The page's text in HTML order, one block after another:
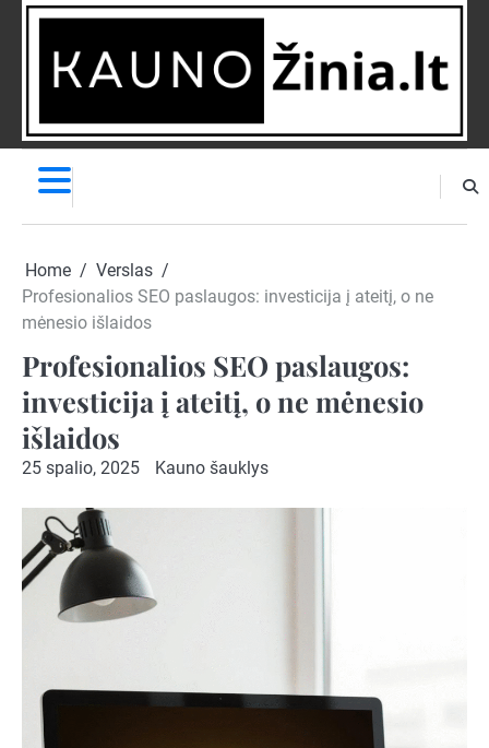
Skip
NAUJIENĄ
Home
Verslas
Profesionalios SEO paslaugos: investicija į ateitį, o ne
mėnesio išlaidos
Profesionalios SEO paslaugos:
investicija į ateitį, o ne mėnesio
išlaidos
25 spalio, 2025 Kauno šauklys